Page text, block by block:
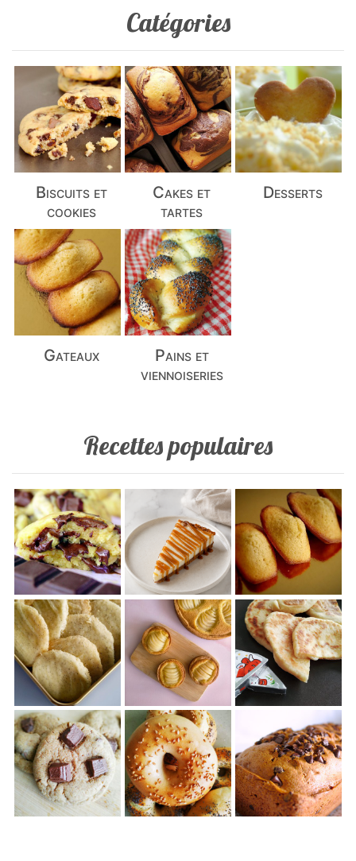
Catégories
Biscuits et
cookies
Cakes et
tartes
Desserts
Gateaux
Pains et
viennoiseries
Recettes populaires